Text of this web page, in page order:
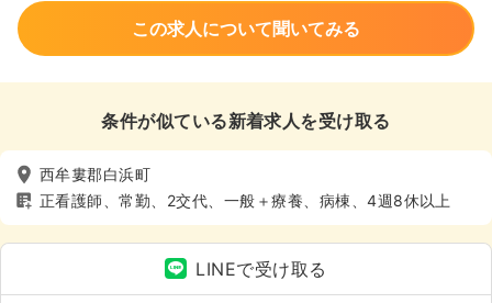
この求人について聞いてみる
条件が似ている新着求人を受け取る
西牟婁郡白浜町
正看護師、常勤、2交代、一般＋療養、病棟、4週8休以上
LINEで受け取る